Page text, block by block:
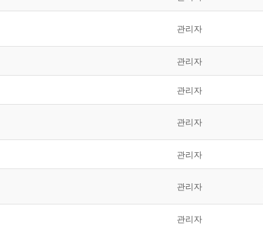
관리자
관리자
관리자
관리자
관리자
관리자
관리자